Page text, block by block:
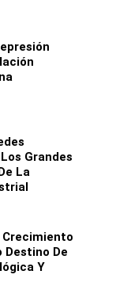
Grandes
La
Crecimiento
Destino De
Y